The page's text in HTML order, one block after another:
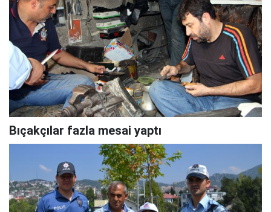
Bıçakçılar fazla mesai yaptı